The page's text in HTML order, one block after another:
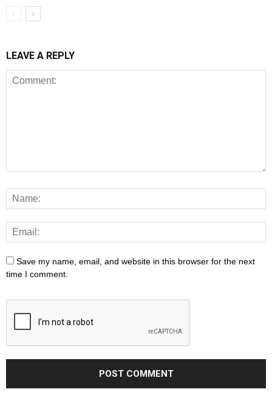
LEAVE A REPLY
Save my name, email, and website in this browser for the next
time I comment.